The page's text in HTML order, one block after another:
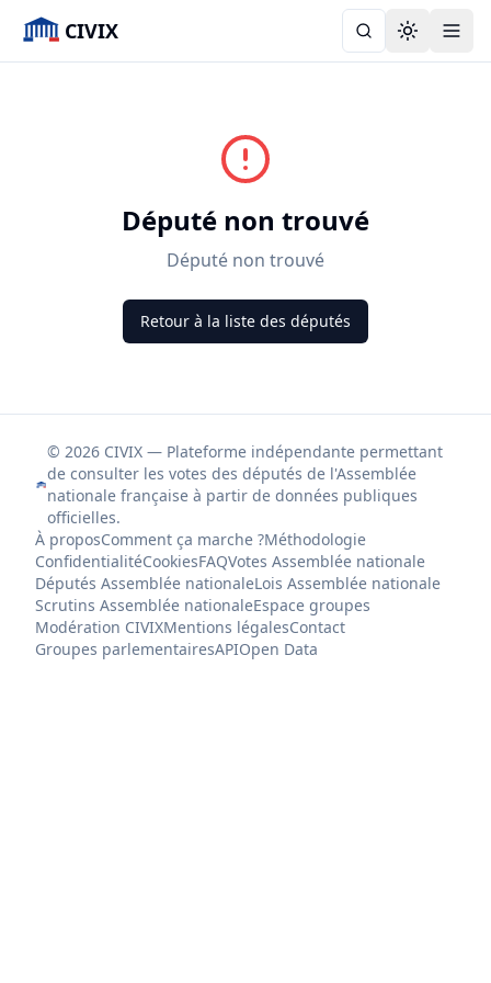
CIVIX Toggle
Député non trouvé
Député non trouvé
Retour à la liste des députés
© 2026 CIVIX — Plateforme indépendante permettant
de consulter les votes des députés de l'Assemblée
nationale française à partir de données publiques
officielles.
À proposComment ça marche ?Méthodologie
ConfidentialitéCookiesFAQVotes Assemblée nationale
Députés Assemblée nationaleLois Assemblée nationale
Scrutins Assemblée nationaleEspace groupes
Modération CIVIXMentions légalesContact
Groupes parlementairesAPIOpen Data